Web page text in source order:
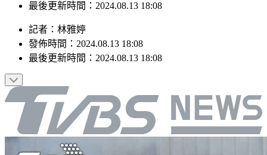
發佈時間：2024.08.13 18:08
記者：林雅婷
發佈時間：2024.08.13 18:08